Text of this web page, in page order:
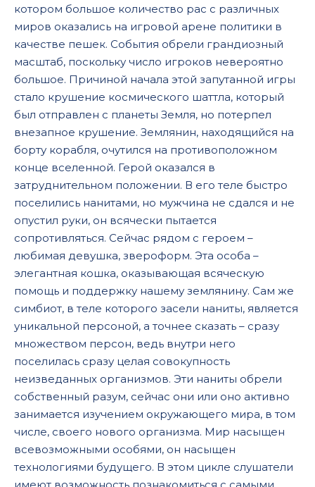
23
24
25
27
28
29
30
32
33
34
35
37
котором большое количество рас с различных
миров оказались на игровой арене политики в
качестве пешек. События обрели грандиозный
масштаб, поскольку число игроков невероятно
большое. Причиной начала этой запутанной игры
стало крушение космического шаттла, который
был отправлен с планеты Земля, но потерпел
внезапное крушение. Землянин, находящийся на
борту корабля, очутился на противоположном
конце вселенной. Герой оказался в
затруднительном положении. В его теле быстро
поселились нанитами, но мужчина не сдался и не
опустил руки, он всячески пытается
сопротивляться. Сейчас рядом с героем –
любимая девушка, звероформ. Эта особа –
элегантная кошка, оказывающая всяческую
помощь и поддержку нашему землянину. Сам же
симбиот, в теле которого засели наниты, является
уникальной персоной, а точнее сказать – сразу
множеством персон, ведь внутри него
поселилась сразу целая совокупность
неизведанных организмов. Эти наниты обрели
собственный разум, сейчас они или оно активно
занимается изучением окружающего мира, в том
числе, своего нового организма. Мир насыщен
всевозможными особями, он насыщен
технологиями будущего. В этом цикле слушатели